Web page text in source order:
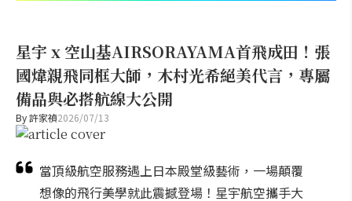
星宇 x 空山基AIRSORAYAMA首飛成田！張
國煒親飛同框大師，木村光希絕美代言，專屬
備品與必搭航線大公開
By許家禎2026/07/13
當頂級航空服務遇上日本殿堂級藝術，一場顛覆
想像的飛行美學就此震撼登場！星宇航空攜手大